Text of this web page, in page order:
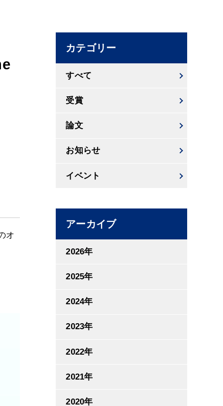
オ
カテゴリー
すべて
受賞
論文
お知らせ
イベント
アーカイブ
2026年
2025年
2024年
2023年
2022年
2021年
2020年